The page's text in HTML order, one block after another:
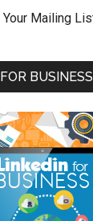
BUSINESS